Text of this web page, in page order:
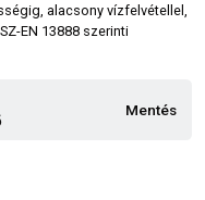
alacsony vízfelvétellel,
EN 13888 szerinti
Mentés